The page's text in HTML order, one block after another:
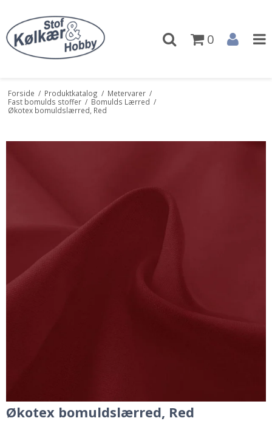
0
Forside / Produktkatalog / Metervarer /
Fast bomulds stoffer / Bomulds Lærred /
Økotex bomuldslærred, Red
Økotex bomuldslærred, Red